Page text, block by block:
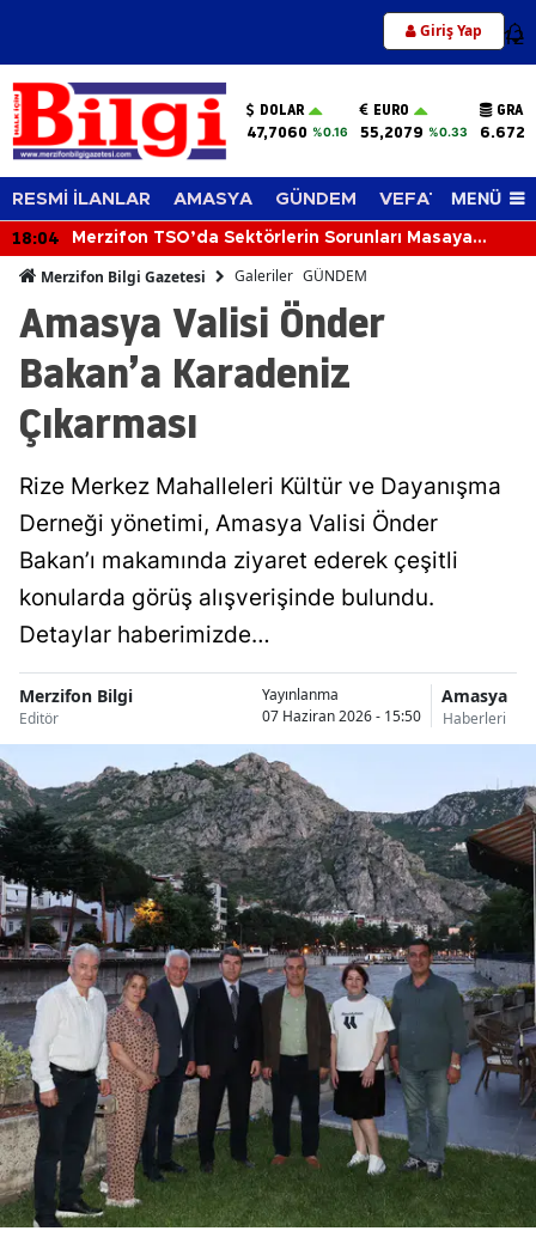
Giriş Yap 12
DOLAR
47,7060 %0.16
EURO
55,2079 %0.33
RESMİ İLANLAR AMASYA GÜNDEM VEFAT EDENLER
MENÜ
18:04
Merzifon TSO’da Sektörlerin Sorunları Masaya
Merzifon Bilgi Gazetesi Galeriler GÜNDEM
Amasya Valisi Önder
Bakan’a Karadeniz
Çıkarması
Rize Merkez Mahalleleri Kültür ve Dayanışma
Derneği yönetimi, Amasya Valisi Önder
Bakan’ı makamında ziyaret ederek çeşitli
konularda görüş alışverişinde bulundu.
Detaylar haberimizde…
Merzifon Bilgi
Editör
Yayınlanma
07 Haziran 2026 - 15:50
Amasya
Haberleri